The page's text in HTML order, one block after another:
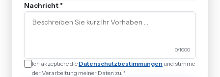
Nachricht *
0/1000
Ich akzeptiere die Datenschutzbestimmungen und stimme
der Verarbeitung meiner Daten zu. *